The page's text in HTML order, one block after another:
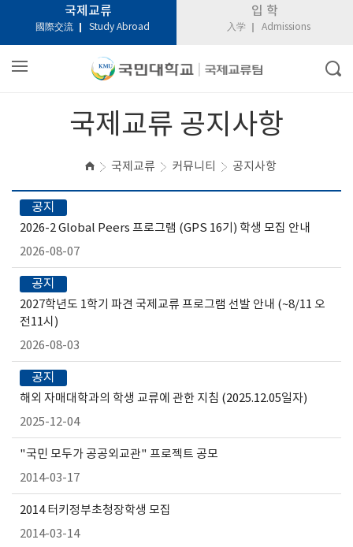
국제교류
國際交流 Study Abroad
입 학
入学 Admissions
국제교류 공지사항
국제교류 커뮤니티 공지사항
공지
2026-2 Global Peers 프로그램 (GPS 16기) 학생 모집 안내
2026-08-07
공지
2027학년도 1학기 파견 국제교류 프로그램 선발 안내 (~8/11 오
전11시)
2026-08-03
공지
해외 자매대학과의 학생 교류에 관한 지침 (2025.12.05일자)
2025-12-04
"국민 모두가 공공외교관" 프로젝트 공모
2014-03-17
2014 터키정부초청장학생 모집
2014-03-14